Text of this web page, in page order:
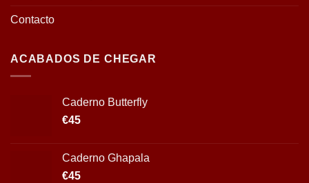
Contacto
ACABADOS DE CHEGAR
Caderno Butterfly
€45
Caderno Ghapala
€45